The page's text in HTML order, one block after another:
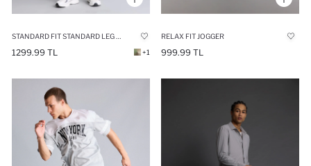
1299.99 TL +1
RELAX FIT JOGGER
999.99 TL